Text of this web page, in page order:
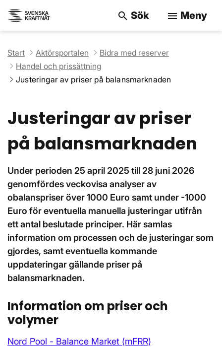
search Sök menu Meny
Start Aktörsportalen
Bidra med reserver
Handel och prissättning
Justeringar av priser på balansmarknaden
Justeringar av priser
på balansmarknaden
Under perioden 25 april 2025 till 28 juni 2026
genomfördes veckovisa analyser av
obalanspriser över 1000 Euro samt under -1000
Euro för eventuella manuella justeringar utifrån
ett antal beslutade principer. Här samlas
information om processen och de justeringar som
gjordes, samt eventuella kommande
uppdateringar gällande priser på
balansmarknaden.
Information om priser och
volymer
Nord Pool - Balance Market (mFRR)